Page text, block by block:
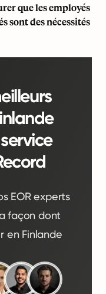
que les employés
sont des nécessités
EOR experts
façon dont
en Finlande